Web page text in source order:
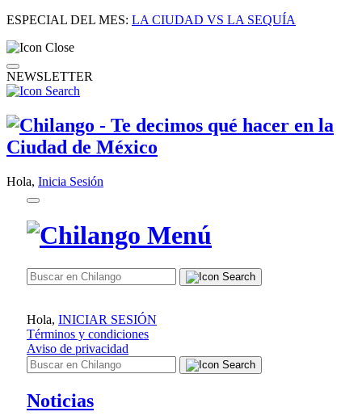
ESPECIAL DEL MES: LA CIUDAD VS LA SEQUÍA
NEWSLETTER
Hola, Inicia Sesión
Hola, INICIAR SESIÓN
Términos y condiciones
Aviso de privacidad
Noticias